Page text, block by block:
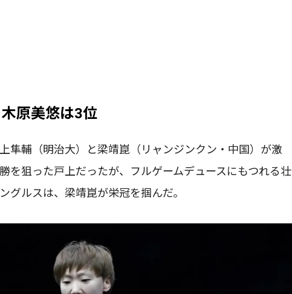
原美悠は3位
隼輔（明治大）と梁靖崑（リャンジンクン・中国）が激
を狙った戸上だったが、フルゲームデュースにもつれる壮
グルスは、梁靖崑が栄冠を掴んだ。